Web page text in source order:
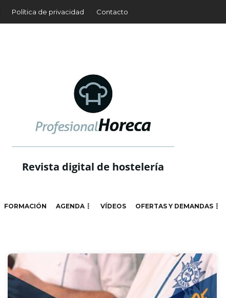
Política de privacidad Contacto
Revista digital de hostelería
FORMACIÓN AGENDA VÍDEOS OFERTAS Y DEMANDAS